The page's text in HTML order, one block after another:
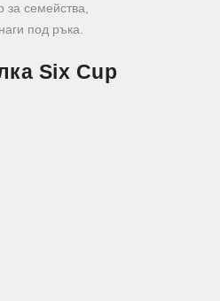
семейства,
под ръка.
Six Cup